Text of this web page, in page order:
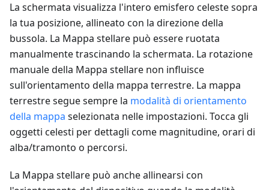
La schermata visualizza l'intero emisfero celeste sopra
la tua posizione, allineato con la direzione della
bussola. La Mappa stellare può essere ruotata
manualmente trascinando la schermata. La rotazione
manuale della Mappa stellare non influisce
sull'orientamento della mappa terrestre. La mappa
terrestre segue sempre la modalità di orientamento
della mappa selezionata nelle impostazioni. Tocca gli
oggetti celesti per dettagli come magnitudine, orari di
alba/tramonto o percorsi.
La Mappa stellare può anche allinearsi con